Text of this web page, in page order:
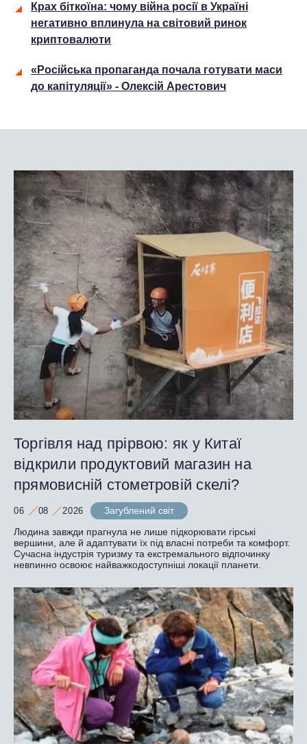
Крах біткоїна: чому війна росії в Україні
негативно вплинула на світовий ринок
криптовалюти
«Російська пропаганда почала готувати маси
до капітуляції» - Олексiй Арестович
Торгівля над прірвою: як у Китаї
відкрили продуктовий магазин на
прямовисній стометровій скелі?
06 08 2026
Загублений світ
Людина завжди прагнула не лише підкорювати гірські
вершини, але й адаптувати їх під власні потреби та комфорт.
Сучасна індустрія туризму та екстремального відпочинку
невпинно освоює найважкодоступніші локації планети.